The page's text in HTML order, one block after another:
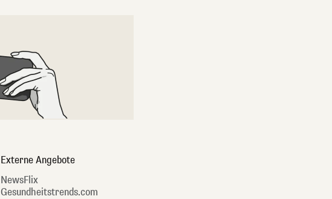
Externe Angebote
NewsFlix
Gesundheitstrends.com